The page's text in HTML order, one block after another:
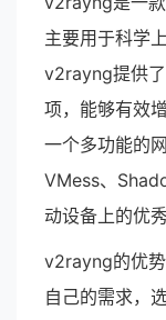
主要用于科学
v2rayng提供
项，能够有效
一个多功能的
VMess、
动设备上的优秀
v2rayng的优
自己的需求，